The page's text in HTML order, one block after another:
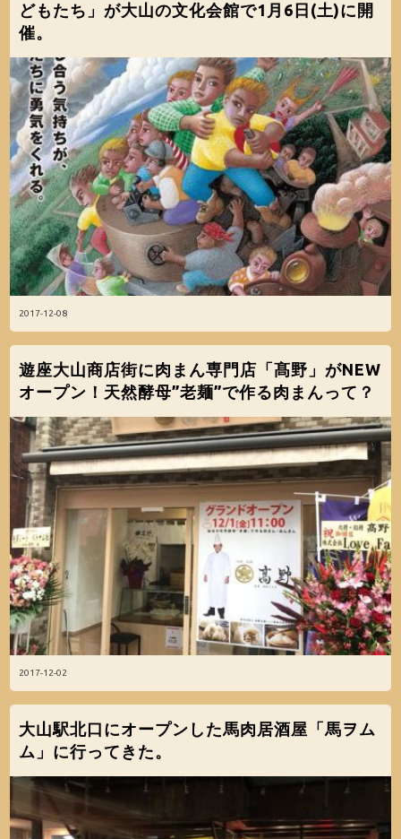
2017-12-08
どもたち」が大山の文化会館で1月6日(土)に開
催。
2017-12-02
遊座大山商店街に肉まん専門店「髙野」がNEW
オープン！天然酵母”老麺”で作る肉まんって？
大山駅北口にオープンした馬肉居酒屋「馬ヲム
ム」に行ってきた。